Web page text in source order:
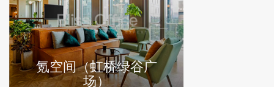
氪空间（虹桥绿谷广
场）